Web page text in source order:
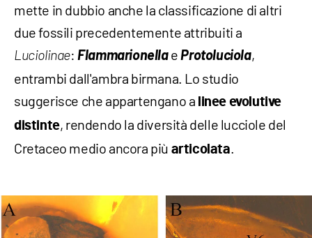
mette in dubbio anche la classificazione di altri
due fossili precedentemente attribuiti a
Luciolinae: Flammarionellae Protoluciola,
entrambi dall'ambra birmana. Lo studio
suggerisce che appartengano a linee evolutive
distinte, rendendo la diversità delle lucciole del
Cretaceo medio ancora più articolata